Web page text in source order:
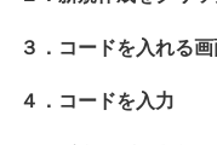
３．コードを入れる
４．コードを入力